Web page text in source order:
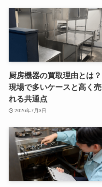
厨房機器の買取理由とは？
現場で多いケースと高く売
れる共通点
2026年7月3日